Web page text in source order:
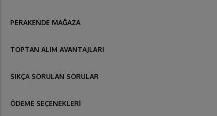
PERAKENDE MAĞAZA
TOPTAN ALIM AVANTAJLARI
SIKÇA SORULAN SORULAR
ÖDEME SEÇENEKLERİ